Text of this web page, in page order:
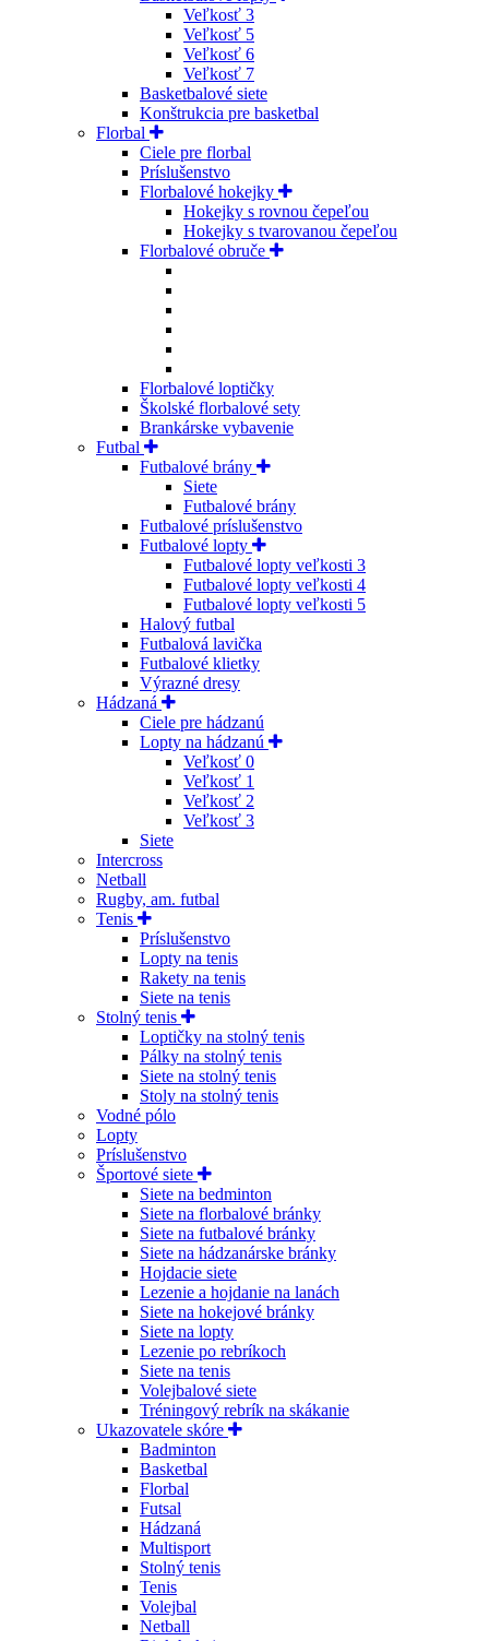
Veľkosť 3
Veľkosť 5
Veľkosť 6
Veľkosť 7
Basketbalové siete
Konštrukcia pre basketbal
Florbal
Ciele pre florbal
Príslušenstvo
Florbalové hokejky
Hokejky s rovnou čepeľou
Hokejky s tvarovanou čepeľou
Florbalové obruče
Florbalové loptičky
Školské florbalové sety
Brankárske vybavenie
Futbal
Futbalové brány
Siete
Futbalové brány
Futbalové príslušenstvo
Futbalové lopty
Futbalové lopty veľkosti 3
Futbalové lopty veľkosti 4
Futbalové lopty veľkosti 5
Halový futbal
Futbalová lavička
Futbalové klietky
Výrazné dresy
Hádzaná
Ciele pre hádzanú
Lopty na hádzanú
Veľkosť 0
Veľkosť 1
Veľkosť 2
Veľkosť 3
Siete
Intercross
Netball
Rugby, am. futbal
Tenis
Príslušenstvo
Lopty na tenis
Rakety na tenis
Siete na tenis
Stolný tenis
Loptičky na stolný tenis
Pálky na stolný tenis
Siete na stolný tenis
Stoly na stolný tenis
Vodné pólo
Lopty
Príslušenstvo
Športové siete
Siete na bedminton
Siete na florbalové bránky
Siete na futbalové bránky
Siete na hádzanárske bránky
Hojdacie siete
Lezenie a hojdanie na lanách
Siete na hokejové bránky
Siete na lopty
Lezenie po rebríkoch
Siete na tenis
Volejbalové siete
Tréningový rebrík na skákanie
Ukazovatele skóre
Badminton
Basketbal
Florbal
Futsal
Hádzaná
Multisport
Stolný tenis
Tenis
Volejbal
Netball